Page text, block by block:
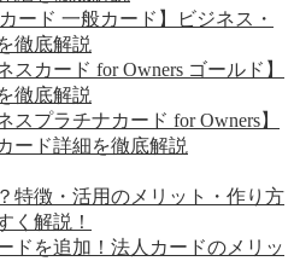
ード 一般カード】ビジネス・
徹底解説
スカード for Owners ゴールド】
徹底解説
スプラチナカード for Owners】
ード詳細を徹底解説
特徴・活用のメリット・作り方
く解説！
ドを追加！法人カードのメリッ